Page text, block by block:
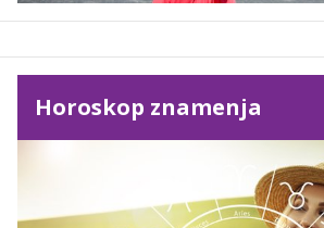
Horoskop znamenja